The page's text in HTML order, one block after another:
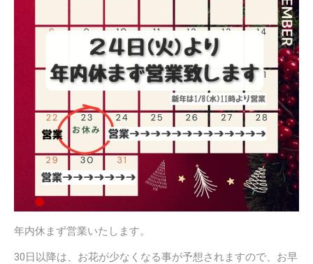
年内休まず営業いたします。
30日以降は、お花が少なくなる事が予想されますので、お早